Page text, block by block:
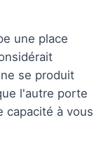
une place
se produit
l'autre porte
capacité à vous